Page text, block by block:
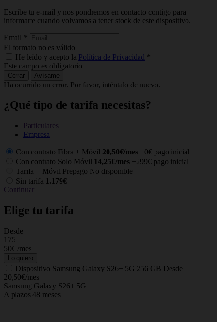
Escribe tu e-mail y nos pondremos en contacto contigo para
informarte cuando volvamos a tener stock de este dispositivo.
Email *
El formato no es válido
He leído y acepto la Política de Privacidad *
Este campo es obligatorio
Cerrar Avísame
Ha ocurrido un error. Por favor, inténtalo de nuevo.
¿Qué tipo de tarifa necesitas?
Particulares
Empresa
Con contrato Fibra + Móvil 20,50€/mes +0€ pago inicial
Con contrato Solo Móvil 14,25€/mes +299€ pago inicial
Tarifa + Móvil Prepago No disponible
Sin tarifa 1.179€
Continuar
Elige tu tarifa
Desde
175
50€ /mes
Lo quiero
Dispositivo Samsung Galaxy S26+ 5G 256 GB Desde
20,50€/mes
Samsung Galaxy S26+ 5G
A plazos 48 meses